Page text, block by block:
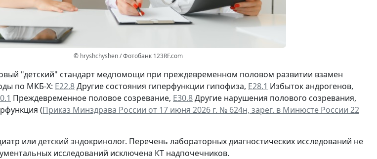
© hryshchyshen / Фотобанк 123RF.com
"детский" стандарт медпомощи при преждевременном половом развитии взамен
по МКБ-Х: Е22.8Другие состояния гиперфункции гипофиза, Е28.1 Избыток андрогенов,
Преждевременное половое созревание, Е30.8Другие нарушения полового созревания,
(Приказ Минздрава России от 17 июня 2026 г. № 624н, зарег. в Минюсте России 22
или детский эндокринолог. Перечень лабораторных диагностических исследований не
исследований исключена КТ надпочечников.